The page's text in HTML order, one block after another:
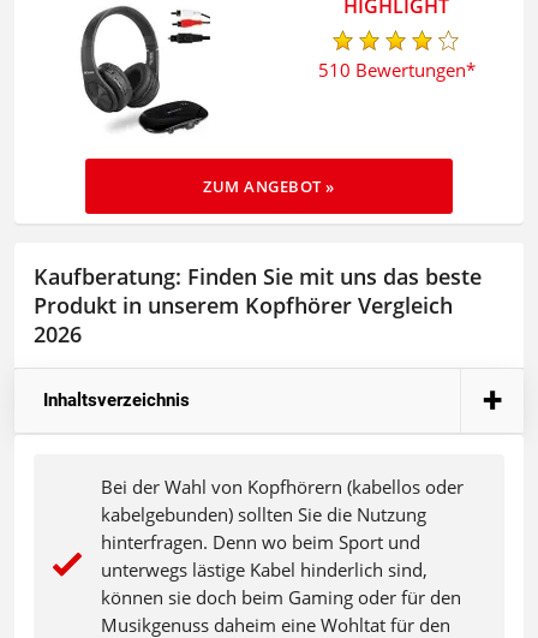
510 Bewertungen
ZUM ANGEBOT »
Kaufberatung: Finden Sie mit uns das beste
Produkt in unserem Kopfhörer Vergleich
2026
Inhaltsverzeichnis
Bei der Wahl von Kopfhörern (kabellos oder
kabelgebunden) sollten Sie die Nutzung
hinterfragen. Denn wo beim Sport und
unterwegs lästige Kabel hinderlich sind,
können sie doch beim Gaming oder für den
Musikgenuss daheim eine Wohltat für den